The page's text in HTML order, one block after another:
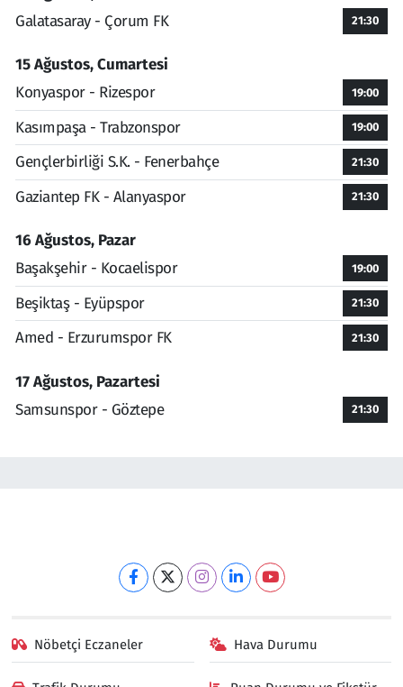
Galatasaray - Çorum FK
21:30
15 Ağustos, Cumartesi
Konyaspor - Rizespor
19:00
Kasımpaşa - Trabzonspor 19:00
Gençlerbirliği S.K. - Fenerbahçe 21:30
Gaziantep FK - Alanyaspor 21:30
16 Ağustos, Pazar
Başakşehir - Kocaelispor
19:00
Beşiktaş - Eyüpspor 21:30
Amed - Erzurumspor FK 21:30
17 Ağustos, Pazartesi
Samsunspor - Göztepe
21:30
Nöbetçi Eczaneler Hava Durumu